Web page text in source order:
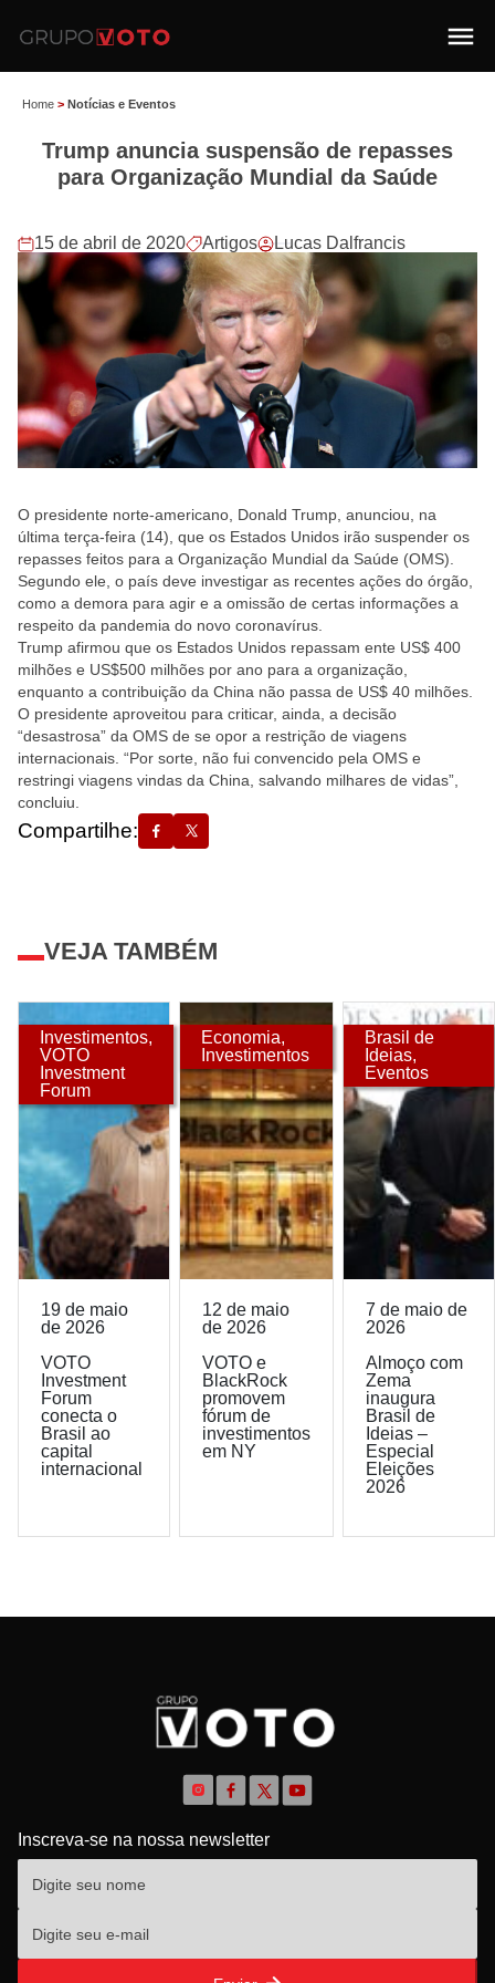
Home > Notícias e Eventos
Trump anuncia suspensão de repasses
para Organização Mundial da Saúde
15 de abril de 2020 Artigos Lucas Dalfrancis
O presidente norte-americano, Donald Trump, anunciou, na
última terça-feira (14), que os Estados Unidos irão suspender os
repasses feitos para a Organização Mundial da Saúde (OMS).
Segundo ele, o país deve investigar as recentes ações do órgão,
como a demora para agir e a omissão de certas informações a
respeito da pandemia do novo coronavírus.
Trump afirmou que os Estados Unidos repassam ente US$ 400
milhões e US$500 milhões por ano para a organização,
enquanto a contribuição da China não passa de US$ 40 milhões.
O presidente aproveitou para criticar, ainda, a decisão
“desastrosa” da OMS de se opor a restrição de viagens
internacionais. “Por sorte, não fui convencido pela OMS e
restringi viagens vindas da China, salvando milhares de vidas”,
concluiu.
Compartilhe:
VEJA TAMBÉM
Investimentos,
VOTO
Investment
Forum
19 de maio
de 2026
VOTO
Investment
Forum
conecta o
Brasil ao
capital
internacional
Economia,
Investimentos
12 de maio
de 2026
VOTO e
BlackRock
promovem
fórum de
investimentos
em NY
Brasil de
Ideias,
Eventos
7 de maio de
2026
Almoço com
Zema
inaugura
Brasil de
Ideias –
Especial
Eleições
2026
Inscreva-se na nossa newsletter